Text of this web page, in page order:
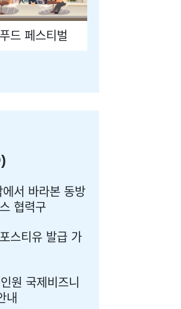
드 페스티벌
서 바라본 동방
협력구
스티유 발급 가
원 국제비즈니
내